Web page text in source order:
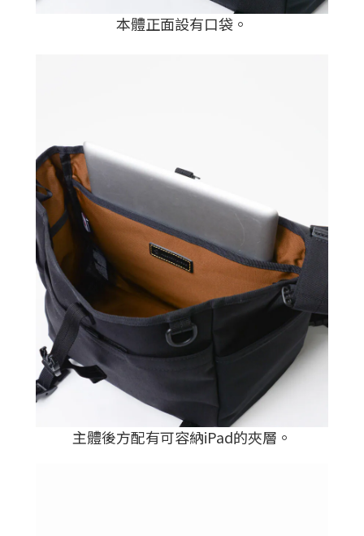
本體正面設有口袋 。
主體後方配有可容納iPad的夾層 。